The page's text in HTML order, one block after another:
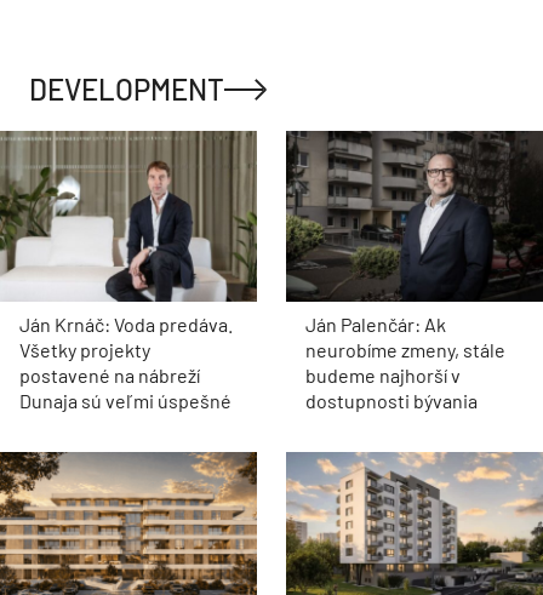
DEVELOPMENT
Ján Krnáč: Voda predáva.
Všetky projekty
postavené na nábreží
Dunaja sú veľmi úspešné
Ján Palenčár: Ak
neurobíme zmeny, stále
budeme najhorší v
dostupnosti bývania